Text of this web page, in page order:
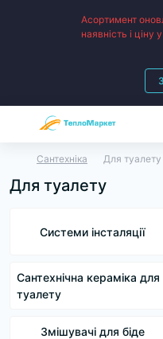
Асортимент
наявність і
Сантехніка Для туалету
Для туалету
Системи інсталяції
Сантехнічна кераміка для
туалету
Змішувачі для біде